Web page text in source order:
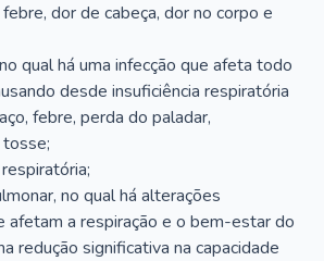
dor de cabeça, dor no corpo e
qual há uma infecção que afeta todo
desde insuficiência respiratória
febre, perda do paladar,
no qual há alterações
afetam a respiração e o bem-estar do
redução significativa na capacidade